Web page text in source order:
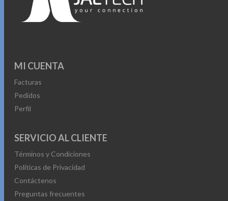
MI CUENTA
Facturas
Pedidos
Perfil
SERVICIO AL CLIENTE
Términos y Condiciones
Políticas de Privacidad
Contáctenos
Preguntas frecuentes